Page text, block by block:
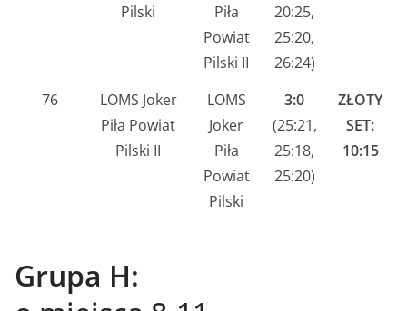
Pilski
Piła
Powiat
Pilski II
20:25,
25:20,
26:24)
76
LOMS Joker
Piła Powiat
Pilski II
LOMS
Joker
Piła
Powiat
Pilski
3:0
(25:21,
25:18,
25:20)
ZŁOTY
SET:
10:15
Grupa H: